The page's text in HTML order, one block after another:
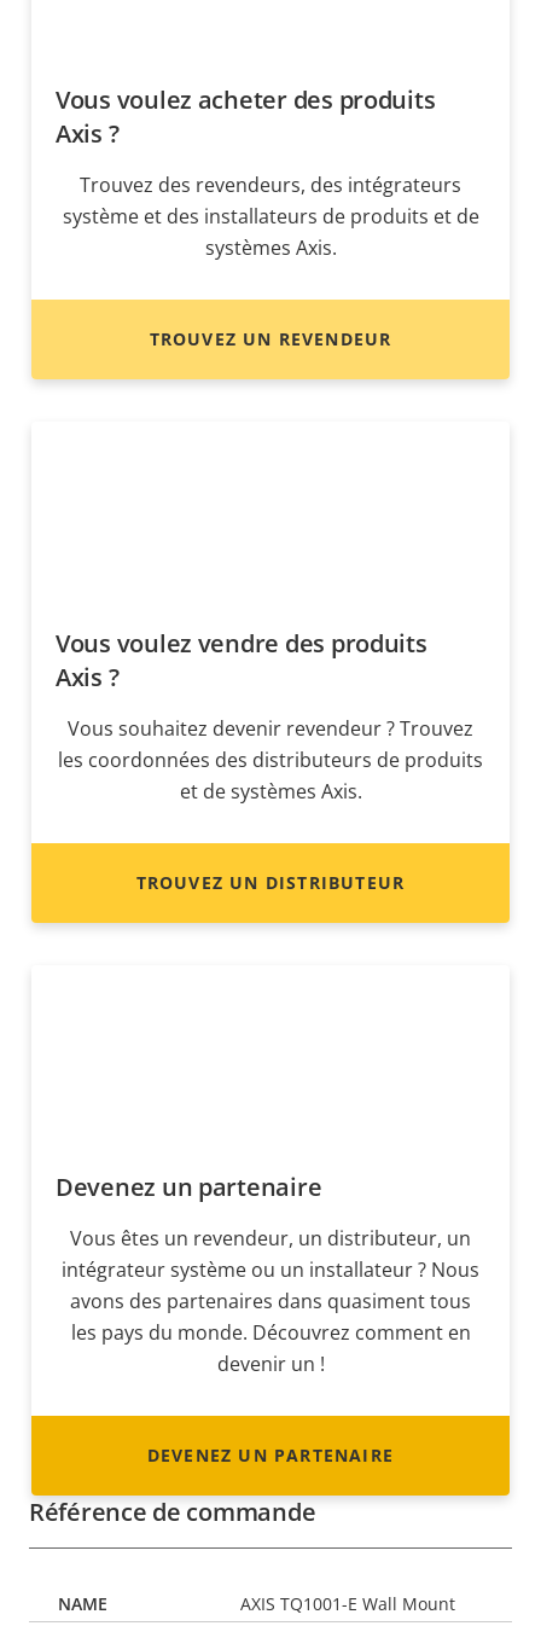
Vous voulez acheter des produits
Axis ?
Trouvez des revendeurs, des intégrateurs
système et des installateurs de produits et de
systèmes Axis.
TROUVEZ UN REVENDEUR
Vous voulez vendre des produits
Axis ?
Vous souhaitez devenir revendeur ? Trouvez
les coordonnées des distributeurs de produits
et de systèmes Axis.
TROUVEZ UN DISTRIBUTEUR
Devenez un partenaire
Vous êtes un revendeur, un distributeur, un
intégrateur système ou un installateur ? Nous
avons des partenaires dans quasiment tous
les pays du monde. Découvrez comment en
devenir un !
DEVENEZ UN PARTENAIRE
Référence de commande
AXIS TQ1001-E Wall Mount